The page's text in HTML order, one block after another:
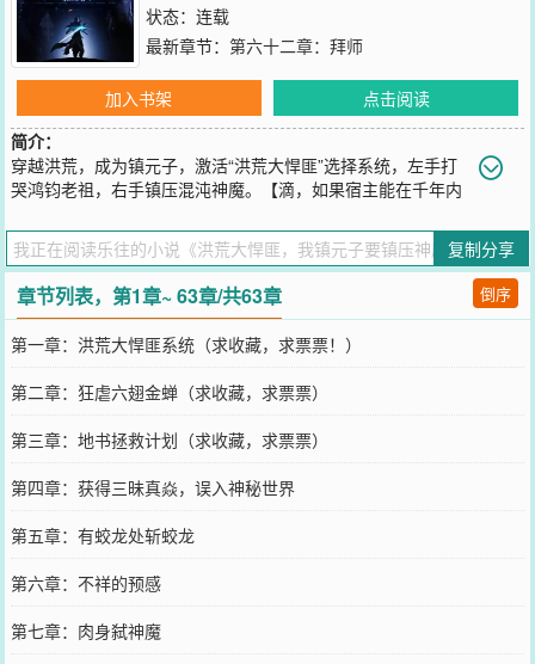
状态：连载
最新章节： 第六十二章：拜师
加入书架
点击阅读
简介：
穿越洪荒，成为镇元子，激活“洪荒大悍匪”选择系统，左手打
哭鸿钧老祖，右手镇压混沌神魔。【滴，如果宿主能在千年内
元神，此元神中蕴含十分之一的力之法则！】【滴，如果宿主能把女
娲抓回来当压寨夫人。奖励：混沌青莲融合大法！】……赵公明：陈
大爷，这是孝敬您的定海珠！三霄：陈大爷，您有空常来玩啊！碧霄
刚学了一首新曲；王母：陈大仙，今年的蟠桃，滋味如何？嫦娥笑的
可美？玉帝：陈大爷，新打的龙椅，您先坐！三清：天道老爷，请出
手镇压镇元子这个洪荒大祸害吧！
您要是觉得《 洪荒大悍匪，我镇元子要镇压神魔
忘记向您QQ群和微博微信里的朋友推荐哦！
复制分享
章节列表，第1章~ 63章/共63章 倒序
第一章：洪荒大悍匪系统（求收藏，求票票！）
第二章：狂虐六翅金蝉（求收藏，求票票）
第三章：地书拯救计划（求收藏，求票票）
第四章：获得三昧真焱，误入神秘世界
第五章：有蛟龙处斩蛟龙
第六章：不祥的预感
第七章：肉身弑神魔